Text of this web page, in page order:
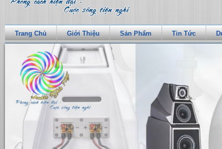
Trang Chủ Giới Thiệu Sản Phẩm Tin Tức